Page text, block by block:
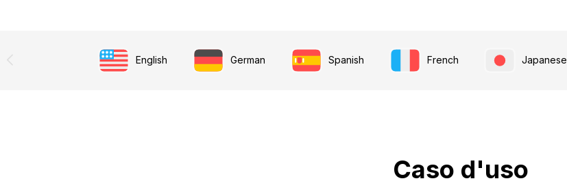
English German Spanish French Japanese
Caso d'uso